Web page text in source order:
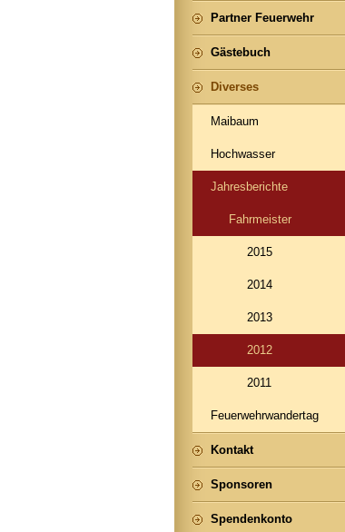
Partner Feuerwehr
Gästebuch
Diverses
Maibaum
Hochwasser
Jahresberichte
Fahrmeister
2015
2014
2013
2012
2011
Feuerwehrwandertag
Kontakt
Sponsoren
Spendenkonto